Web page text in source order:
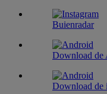
Buienradar
Download de
Download de